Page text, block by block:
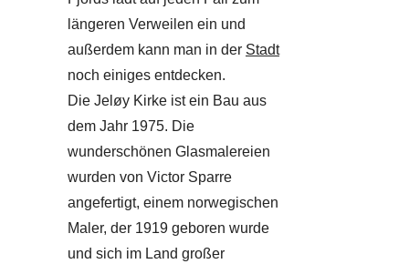
längeren Verweilen ein und
außerdem kann man in der Stadt
noch einiges entdecken.
Die Jeløy Kirke ist ein Bau aus
dem Jahr 1975. Die
wunderschönen Glasmalereien
wurden von Victor Sparre
angefertigt, einem norwegischen
Maler, der 1919 geboren wurde
und sich im Land großer